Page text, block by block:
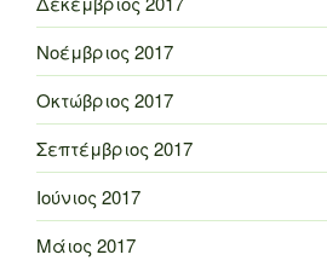
Νοέμβριος 2017
Οκτώβριος 2017
Σεπτέμβριος 2017
Ιούνιος 2017
Μάιος 2017